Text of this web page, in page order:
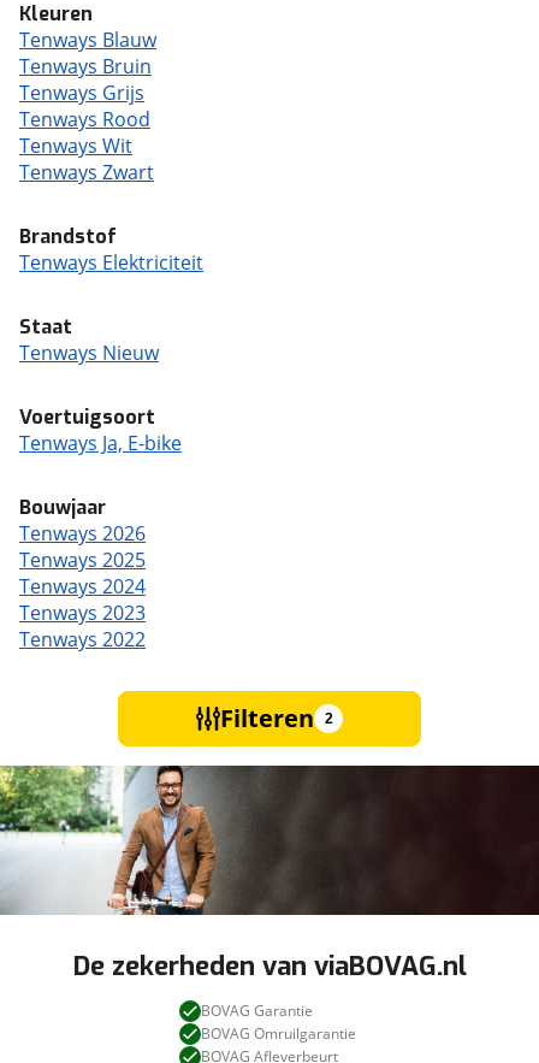
Kleuren
Tenways Blauw
Tenways Bruin
Tenways Grijs
Tenways Rood
Tenways Wit
Tenways Zwart
Brandstof
Tenways Elektriciteit
Staat
Tenways Nieuw
Voertuigsoort
Tenways Ja, E-bike
Bouwjaar
Tenways 2026
Tenways 2025
Tenways 2024
Tenways 2023
Tenways 2022
Filteren 2
De zekerheden van viaBOVAG.nl
BOVAG Garantie
BOVAG Omruilgarantie
BOVAG Afleverbeurt